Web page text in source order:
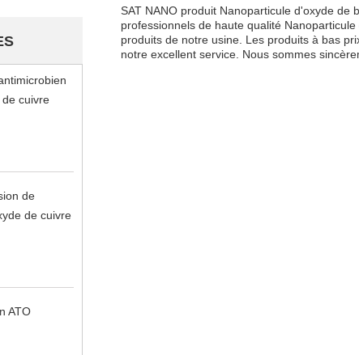
cuivre
de
de cuivre
ATO
SAT NANO produit Nanoparticule d'oxyde
professionnels de haute qualité
produits de notre usine. Les produits à bas
notre excellent service. Nous sommes